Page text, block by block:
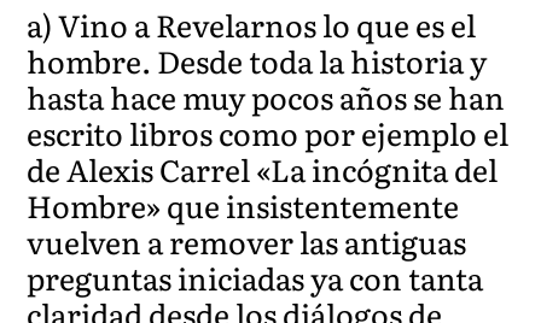
a) Vino a Revelarnos lo que es el
hombre. Desde toda la historia y
hasta hace muy pocos años se han
escrito libros como por ejemplo el
de Alexis Carrel «La incógnita del
Hombre» que insistentemente
vuelven a remover las antiguas
preguntas iniciadas ya con tanta
claridad desde los diálogos de